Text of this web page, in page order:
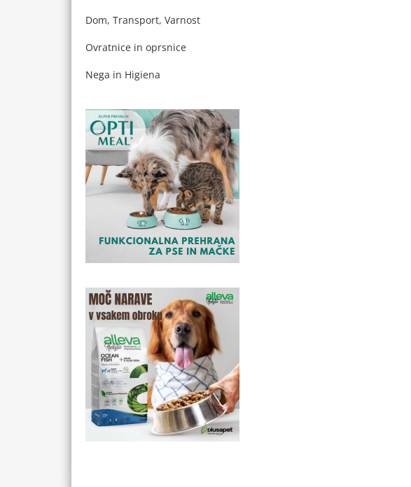
Dom, Transport, Varnost
Ovratnice in oprsnice
Nega in Higiena